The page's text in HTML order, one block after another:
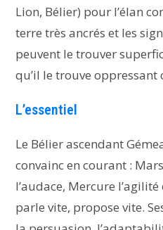
Lion, Bélier) pour l’élan
terre très ancrés et les
peuvent le trouver
qu’il le trouve oppressant
L’essentiel
Le Bélier ascendant
convainc en courant :
l’audace, Mercure
parle vite, propose vite.